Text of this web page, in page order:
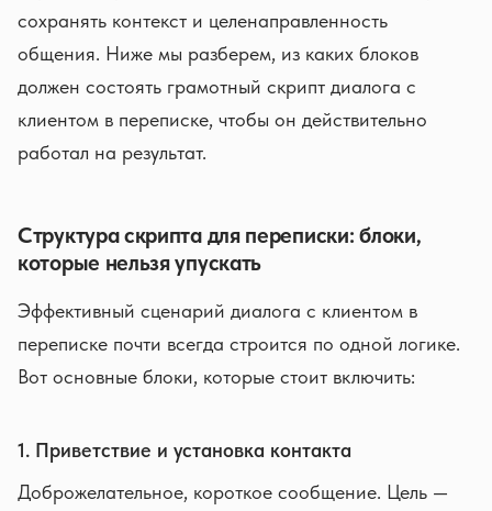
сохранять контекст и целенаправленность
общения. Ниже мы разберем, из каких блоков
должен состоять грамотный скрипт диалога с
клиентом в переписке, чтобы он действительно
работал на результат.
Структура скрипта для переписки: блоки,
которые нельзя упускать
Эффективный сценарий диалога с клиентом в
переписке почти всегда строится по одной логике.
Вот основные блоки, которые стоит включить:
1. Приветствие и установка контакта
Доброжелательное, короткое сообщение. Цель —